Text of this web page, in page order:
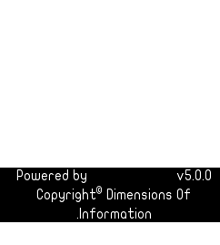
Powered by
v5.0.0
Copyright© Dimensions Of
Information.